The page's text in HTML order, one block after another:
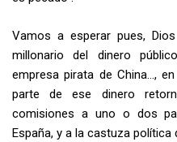
Vamos a esperar pues,
millonario del dinero
empresa pirata de China…,
parte de ese dinero
comisiones a uno o dos
España, y a la castuza política